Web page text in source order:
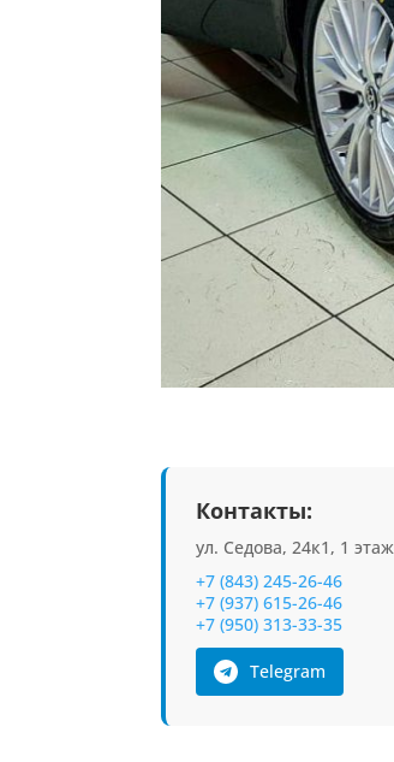
Контакты:
ул. Седова, 24к1, 1 этаж
+7 (843) 245-26-46
+7 (937) 615-26-46
+7 (950) 313-33-35
Telegram